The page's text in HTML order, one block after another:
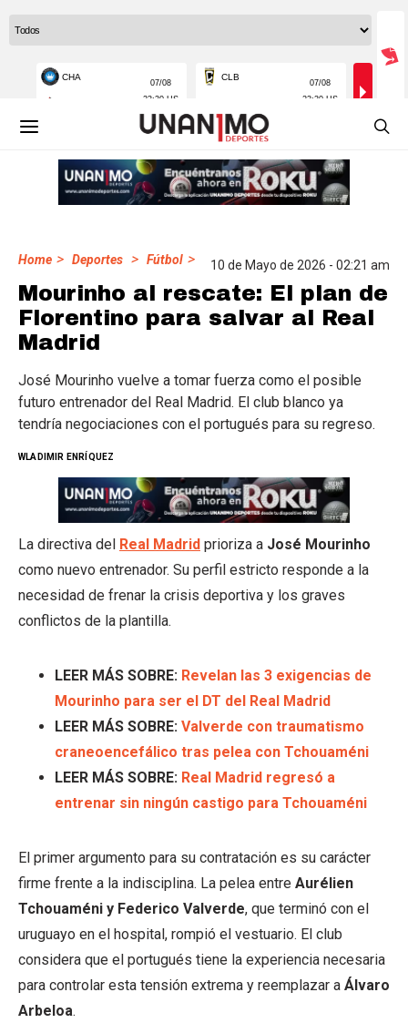
Home > Deportes > Fútbol > 10 de Mayo de 2026 - 02:21 am
Mourinho al rescate: El plan de
Florentino para salvar al Real
Madrid
José Mourinho vuelve a tomar fuerza como el posible
futuro entrenador del Real Madrid. El club blanco ya
tendría negociaciones con el portugués para su regreso.
WLADIMIR ENRÍQUEZ
La directiva del Real Madrid prioriza a José Mourinho
como nuevo entrenador. Su perfil estricto responde a la
necesidad de frenar la crisis deportiva y los graves
conflictos de la plantilla.
LEER MÁS SOBRE: Revelan las 3 exigencias de
Mourinho para ser el DT del Real Madrid
LEER MÁS SOBRE: Valverde con traumatismo
craneoencefálico tras pelea con Tchouaméni
LEER MÁS SOBRE: Real Madrid regresó a
entrenar sin ningún castigo para Tchouaméni
El primer argumento para su contratación es su carácter
firme frente a la indisciplina. La pelea entre Aurélien
Tchouaméni y Federico Valverde, que terminó con el
uruguayo en el hospital, rompió el vestuario. El club
considera que el portugués tiene la experiencia necesaria
para controlar esta tensión extrema y reemplazar a Álvaro
Arbeloa.